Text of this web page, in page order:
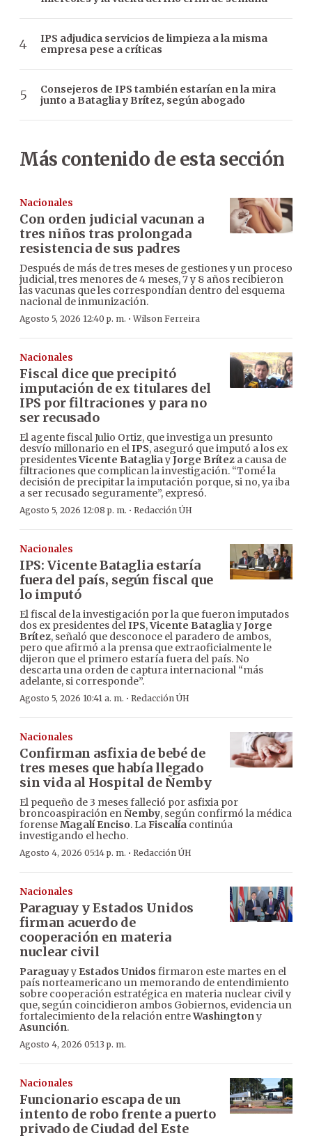
IPS adjudica servicios de limpieza a la misma
empresa pese a críticas
Consejeros de IPS también estarían en la mira
junto a Bataglia y Brítez, según abogado
Más contenido de esta sección
Nacionales
Con orden judicial vacunan a
tres niños tras prolongada
resistencia de sus padres
Después de más de tres meses de gestiones y un proceso
judicial, tres menores de 4 meses, 7 y 8 años recibieron
las vacunas que les correspondían dentro del esquema
nacional de inmunización.
Agosto 5, 2026 12:40 p. m. ·Wilson Ferreira
Nacionales
Fiscal dice que precipitó
imputación de ex titulares del
IPS por filtraciones y para no
ser recusado
El agente fiscal Julio Ortiz, que investiga un presunto
desvío millonario en elIPS, aseguró que imputó a los ex
presidentesVicente BatagliayJorge Brítez a causa de
filtraciones que complican la investigación. “Tomé la
decisión de precipitar la imputación porque, si no, ya iba
a ser recusado seguramente”, expresó.
Agosto 5, 2026 12:08 p. m. · Redacción ÚH
Nacionales
IPS: Vicente Bataglia estaría
fuera del país, según fiscal que
lo imputó
El fiscal de la investigación por la que fueron imputados
dos ex presidentes delIPS,Vicente BatagliayJorge
Brítez, señaló que desconoce el paradero de ambos,
pero que afirmó a la prensa que extraoficialmente le
dijeron que el primero estaría fuera del país. No
descarta una orden de captura internacional “más
adelante, si corresponde”.
Agosto 5, 2026 10:41 a. m. · Redacción ÚH
Nacionales
Confirman asfixia de bebé de
tres meses que había llegado
sin vida al Hospital de Ñemby
El pequeño de 3 meses falleció por asfixia por
broncoaspiración enÑemby, según confirmó la médica
forenseMagalí Enciso. LaFiscalía continúa
investigando el hecho.
Agosto 4, 2026 05:14 p. m. · Redacción ÚH
Nacionales
Paraguay y Estados Unidos
firman acuerdo de
cooperación en materia
nuclear civil
Paraguayy Estados Unidos firmaron este martes en el
país norteamericano un memorando de entendimiento
sobre cooperación estratégica en materia nuclear civil y
que, según coincidieron ambos Gobiernos, evidencia un
fortalecimiento de la relación entreWashingtony
Asunción.
Agosto 4, 2026 05:13 p. m.
Nacionales
Funcionario escapa de un
intento de robo frente a puerto
privado de Ciudad del Este